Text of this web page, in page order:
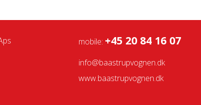
mobile: +45 20 84 16 07
info@baastrupvognen.dk
www.baastrupvognen.dk